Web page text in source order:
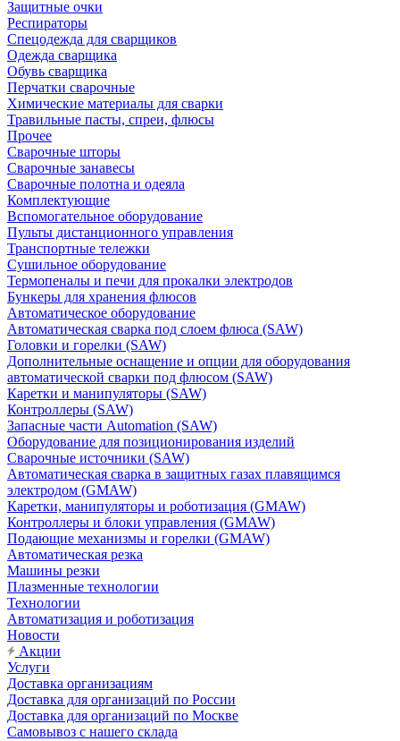
Защитные очки
Респираторы
Спецодежда для сварщиков
Одежда сварщика
Обувь сварщика
Перчатки сварочные
Химические материалы для сварки
Травильные пасты, спреи, флюсы
Прочее
Сварочные шторы
Сварочные занавесы
Сварочные полотна и одеяла
Комплектующие
Вспомогательное оборудование
Пульты дистанционного управления
Транспортные тележки
Сушильное оборудование
Термопеналы и печи для прокалки электродов
Бункеры для хранения флюсов
Автоматическое оборудование
Автоматическая сварка под слоем флюса (SAW)
Головки и горелки (SAW)
Дополнительные оснащение и опции для оборудования
автоматической сварки под флюсом (SAW)
Каретки и манипуляторы (SAW)
Контроллеры (SAW)
Запасные части Automation (SAW)
Оборудование для позиционирования изделий
Сварочные источники (SAW)
Автоматическая сварка в защитных газах плавящимся
электродом (GMAW)
Каретки, манипуляторы и роботизация (GMAW)
Контроллеры и блоки управления (GMAW)
Подающие механизмы и горелки (GMAW)
Автоматическая резка
Машины резки
Плазменные технологии
Технологии
Автоматизация и роботизация
Новости
Акции
Услуги
Доставка организациям
Доставка для организаций по России
Доставка для организаций по Москве
Самовывоз с нашего склада